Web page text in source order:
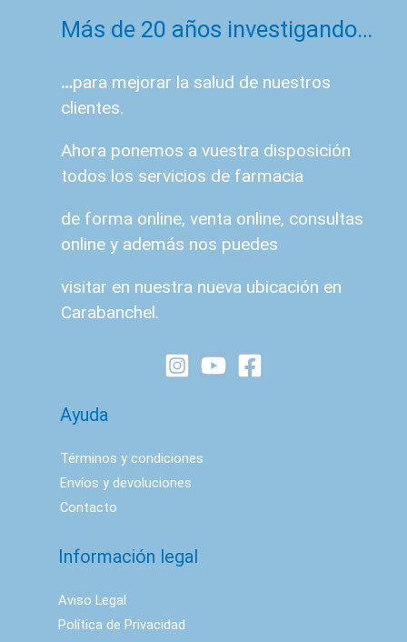
Más de 20 años investigando…
…para mejorar la salud de nuestros
clientes.
Ahora ponemos a vuestra disposición
todos los servicios de farmacia
de forma online, venta online, consultas
online y además nos puedes
visitar en nuestra nueva ubicación en
Carabanchel.
Ayuda
Términos y condiciones
Envíos y devoluciones
Contacto
Información legal
Aviso Legal
Política de Privacidad